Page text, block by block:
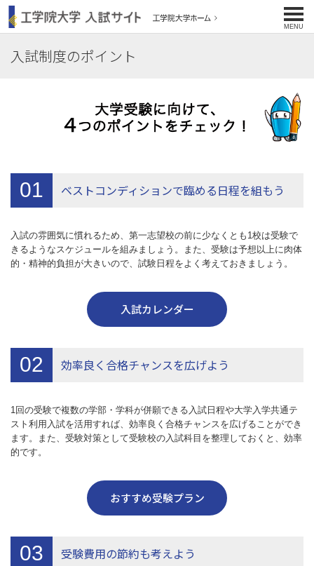
MENU
入試制度のポイント
01 ベストコンディションで臨める日程を組もう
入試の雰囲気に慣れるため、第一志望校の前に少なくとも1校は受験で
きるようなスケジュールを組みましょう。また、受験は予想以上に肉体
的・精神的負担が大きいので、試験日程をよく考えておきましょう。
入試カレンダー
02 効率良く合格チャンスを広げよう
1回の受験で複数の学部・学科が併願できる入試日程や大学入学共通テ
スト利用入試を活用すれば、効率良く合格チャンスを広げることができ
ます。また、受験対策として受験校の入試科目を整理しておくと、効率
的です。
おすすめ受験プラン
03 受験費用の節約も考えよう